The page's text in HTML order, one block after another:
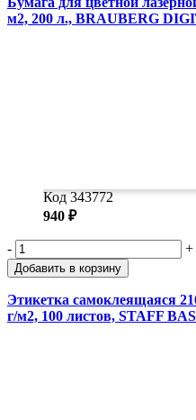
м2, 200 л., BRAUBERG
Код 343772
940 ₽
- +
Добавить в корзину
Этикетка самоклеящаяся
г/м2, 100 листов, STAFF